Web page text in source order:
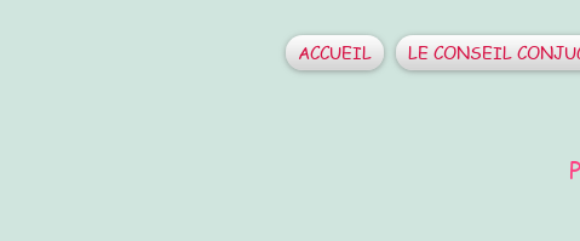
ACCUEIL LE CONSEIL